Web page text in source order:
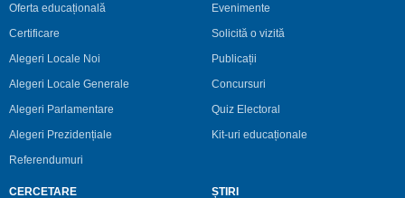
Oferta educațională
Certificare
Alegeri Locale Noi
Alegeri Locale Generale
Alegeri Parlamentare
Alegeri Prezidențiale
Referendumuri
Evenimente
Solicită o vizită
Publicații
Concursuri
Quiz Electoral
Kit-uri educaționale
CERCETARE ȘTIRI